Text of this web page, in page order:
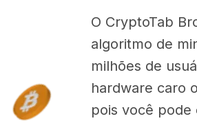
O CryptoTab
algoritmo de
milhões de
hardware caro
pois você pode